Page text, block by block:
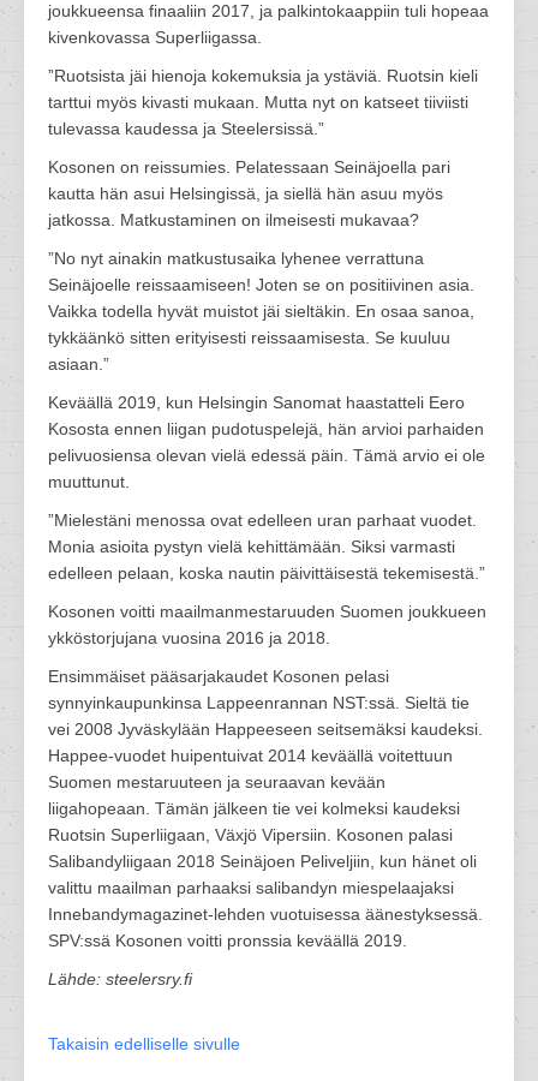
joukkueensa finaaliin 2017, ja palkintokaappiin tuli hopeaa
kivenkovassa Superliigassa.
”Ruotsista jäi hienoja kokemuksia ja ystäviä. Ruotsin kieli
tarttui myös kivasti mukaan. Mutta nyt on katseet tiiviisti
tulevassa kaudessa ja Steelersissä.”
Kosonen on reissumies. Pelatessaan Seinäjoella pari
kautta hän asui Helsingissä, ja siellä hän asuu myös
jatkossa. Matkustaminen on ilmeisesti mukavaa?
”No nyt ainakin matkustusaika lyhenee verrattuna
Seinäjoelle reissaamiseen! Joten se on positiivinen asia.
Vaikka todella hyvät muistot jäi sieltäkin. En osaa sanoa,
tykkäänkö sitten erityisesti reissaamisesta. Se kuuluu
asiaan.”
Keväällä 2019, kun Helsingin Sanomat haastatteli Eero
Kososta ennen liigan pudotuspelejä, hän arvioi parhaiden
pelivuosiensa olevan vielä edessä päin. Tämä arvio ei ole
muuttunut.
”Mielestäni menossa ovat edelleen uran parhaat vuodet.
Monia asioita pystyn vielä kehittämään. Siksi varmasti
edelleen pelaan, koska nautin päivittäisestä tekemisestä.”
Kosonen voitti maailmanmestaruuden Suomen joukkueen
ykköstorjujana vuosina 2016 ja 2018.
Ensimmäiset pääsarjakaudet Kosonen pelasi
synnyinkaupunkinsa Lappeenrannan NST:ssä. Sieltä tie
vei 2008 Jyväskylään Happeeseen seitsemäksi kaudeksi.
Happee-vuodet huipentuivat 2014 keväällä voitettuun
Suomen mestaruuteen ja seuraavan kevään
liigahopeaan. Tämän jälkeen tie vei kolmeksi kaudeksi
Ruotsin Superliigaan, Växjö Vipersiin. Kosonen palasi
Salibandyliigaan 2018 Seinäjoen Peliveljiin, kun hänet oli
valittu maailman parhaaksi salibandyn miespelaajaksi
Innebandymagazinet-lehden vuotuisessa äänestyksessä.
SPV:ssä Kosonen voitti pronssia keväällä 2019.
Lähde: steelersry.fi
Takaisin edelliselle sivulle